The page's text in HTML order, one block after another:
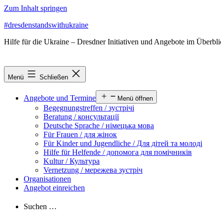
Zum Inhalt springen
#dresdenstandswithukraine
Hilfe für die Ukraine – Dresdner Initiativen und Angebote im
Menü Schließen
Angebote und Termine Menü öffnen
Begegnungstreffen / зустрічі
Beratung / консультації
Deutsche Sprache / німецька мова
Für Frauen / для жінок
Für Kinder und Jugendliche / Для дітей та молоді
Hilfe für Helfende / допомога для помічників
Kultur / Культура
Vernetzung / мережева зустріч
Organisationen
Angebot einreichen
Suchen …